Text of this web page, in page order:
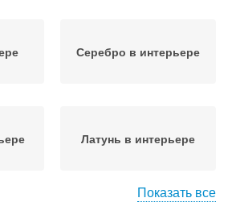
Серебро в интерьере
Латунь в интерьере
Показать все